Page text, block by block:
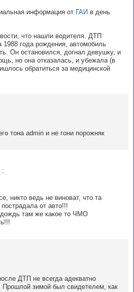
информация от ГАИ в день
что нашли водителя. ДТП
1988 года рождения, автомобиль
Он остановился, догнал девушку, и
но она отказалась, и убежала (в
обратиться за медицинской
тона admin и не гони порожняк
:
никто ведь не виноват, что та
от авто!!!
дождь там же какое то ЧМО
ДТП не всегда адекватно
Прошлой зимой был свидетелем, как